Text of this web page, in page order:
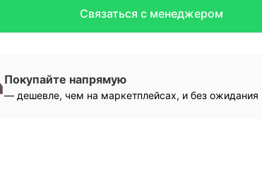
Связаться с менеджером
Покупайте напрямую
— дешевле, чем на маркетплейсах, и без ожидания